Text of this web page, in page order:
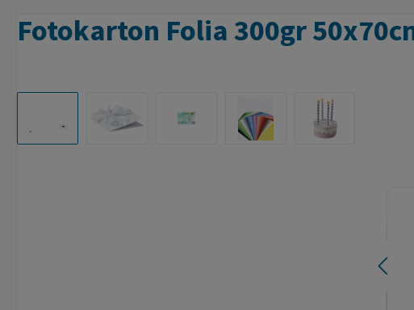
Fotokarton Folia 300gr